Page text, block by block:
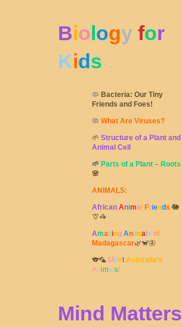
Bio ogy for
Kid s
🦠 Bacteria: Our Tiny
Friends and Foes!
🦠 What Are Viruses?
🌱 Structure of a Plant and
Animal Cell
🌱 Parts of a Plant – Roots
🌸
ANIMALS:
African Anima Friends 🐘
🦒🦓
Amazing Anima s of
Madagascar🌿🐒🦋
🐨🦜 Meet Australia’s
Anima s!
Mind Matters